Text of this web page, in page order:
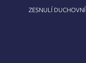
ZESNULÍ DUCHOVNÍ